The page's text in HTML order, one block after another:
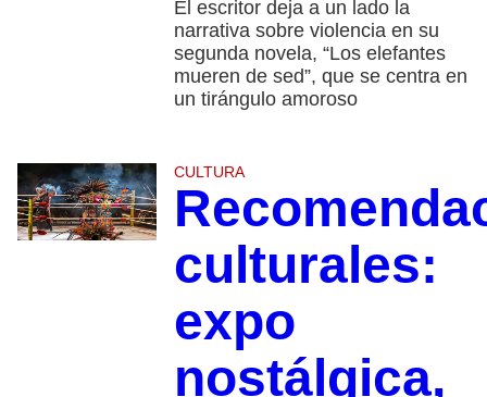
El escritor deja a un lado la
narrativa sobre violencia en su
segunda novela, “Los elefantes
mueren de sed”, que se centra en
un tirángulo amoroso
CULTURA
culturales:
expo
nostálgica,